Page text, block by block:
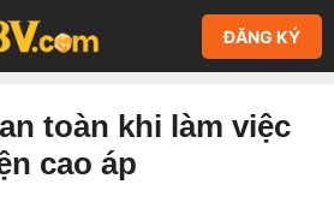
ĐĂNG KÝ
toàn khi làm việc
cao áp